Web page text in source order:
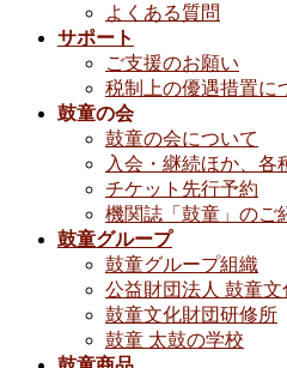
よくある質問
サポート
ご支援のお願い
税制上の優遇措置に
鼓童の会
鼓童の会について
入会・継続ほか、各
チケット先行予約
機関誌「鼓童」のご
鼓童グループ
鼓童グループ組織
公益財団法人 鼓童文
鼓童文化財団研修所
鼓童 太鼓の学校